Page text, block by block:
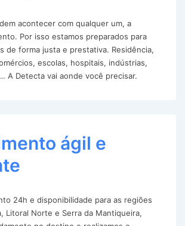
acontecer com qualquer um, a
Por isso estamos preparados para
de forma justa e prestativa. Residência,
escolas, hospitais, indústrias,
A Detecta vai aonde você precisar.
ágil e
24h e disponibilidade para as regiões
Litoral Norte e Serra da Mantiqueira,